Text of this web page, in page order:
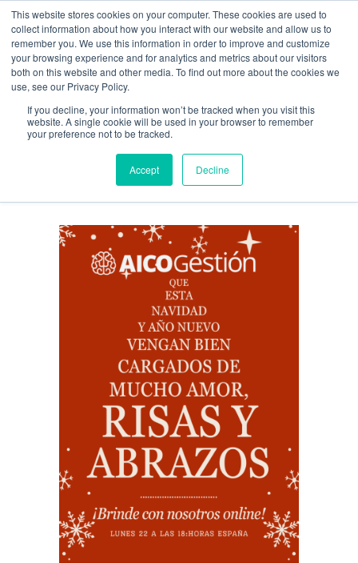
This website stores cookies on your computer. These cookies are used to
collect information about how you interact with our website and allow us to
remember you. We use this information in order to improve and customize
your browsing experience and for analytics and metrics about our visitors
both on this website and other media. To find out more about the cookies we
use, see our Privacy Policy.
If you decline, your information won’t be tracked when you visit this
website. A single cookie will be used in your browser to remember
your preference not to be tracked.
Accept Decline
Guía de uso
Acceso / Registro
AICOChile